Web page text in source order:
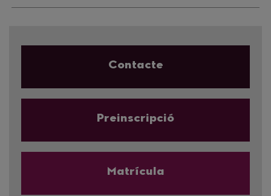
Contacte
Preinscripció
Matrícula